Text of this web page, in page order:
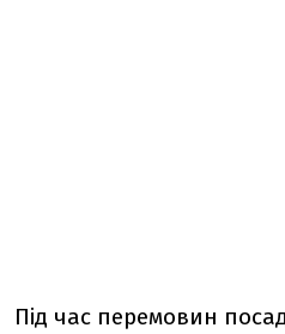
Під час перемовин